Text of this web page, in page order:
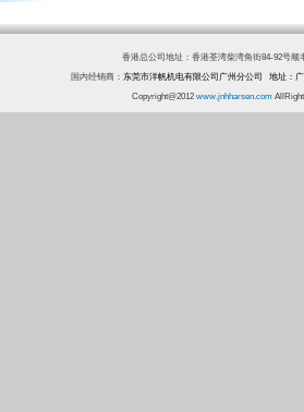
香港总公司地址：香港荃湾柴湾角街84-92号
国内经销商： 东莞市洋帆机电有限公司广州分公司 地址：
Copyright@2012 www.jnhharsen.com